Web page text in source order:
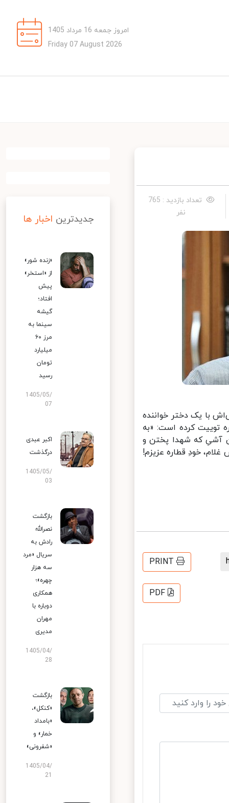
امروز جمعه 16 مرداد 1405
Friday 07 August 2026
تعداد بازدید : 765
نفر
با یک دختر خواننده
توییت کرده است: «به
آشیِ که شهدا پختن و
خودِ قطاره عزیزم!
PRINT
PDF
جدیدترین اخبار ها
«زنده شور»
از «استخر»
پیش
افتاد؛
گیشه
سینما به
مرز ۶۰
میلیارد
تومان
رسید
1405/05/
07
اکبر عبدی
درگذشت
1405/05/
03
بازگشت
نصرالله
رادش به
سریال «مرد
سه هزار
چهره»؛
همکاری
دوباره با
مهران
مدیری
1405/04/
28
بازگشت
«کنکل»،
«بامداد
خمار» و
«شفرونی»
1405/04/